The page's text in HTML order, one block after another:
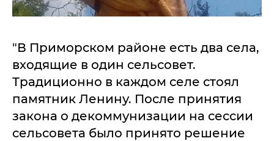
"В Приморском районе есть два села,
входящие в один сельсовет.
Традиционно в каждом селе стоял
памятник Ленину. После принятия
закона о декоммунизации на сессии
сельсовета было принято решение